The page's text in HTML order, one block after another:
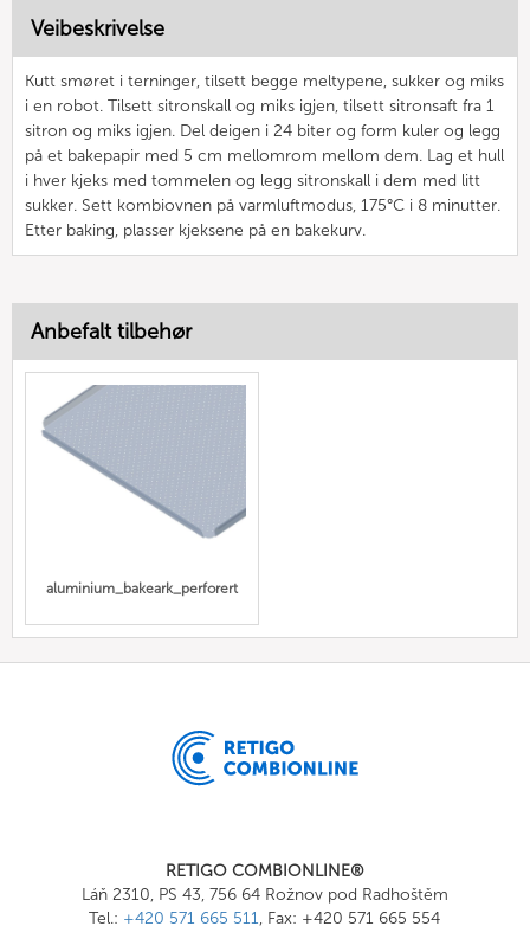
Veibeskrivelse
Kutt smøret i terninger, tilsett begge meltypene, sukker og miks
i en robot. Tilsett sitronskall og miks igjen, tilsett sitronsaft fra 1
sitron og miks igjen. Del deigen i 24 biter og form kuler og legg
på et bakepapir med 5 cm mellomrom mellom dem. Lag et hull
i hver kjeks med tommelen og legg sitronskall i dem med litt
sukker. Sett kombiovnen på varmluftmodus, 175°C i 8 minutter.
Etter baking, plasser kjeksene på en bakekurv.
Anbefalt tilbehør
aluminium_bakeark_perforert
RETIGO COMBIONLINE®
Láň 2310, PS 43, 756 64 Rožnov pod Radhoštěm
Tel.: +420 571 665 511, Fax: +420 571 665 554